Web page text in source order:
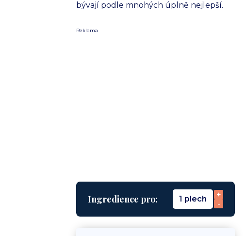
bývají podle mnohých úplně nejlepší.
Reklama
Ingredience pro: 1 plech
+
-